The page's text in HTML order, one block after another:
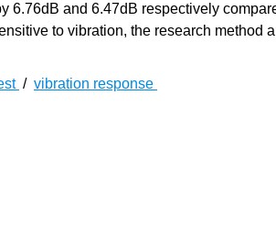
6.76dB and 6.47dB respectively
to vibration, the research method
/ vibration response